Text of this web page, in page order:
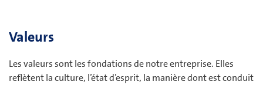
Valeurs
Les valeurs sont les fondations de notre entreprise. Elles
reflètent la culture, l’état d’esprit, la manière dont est conduit